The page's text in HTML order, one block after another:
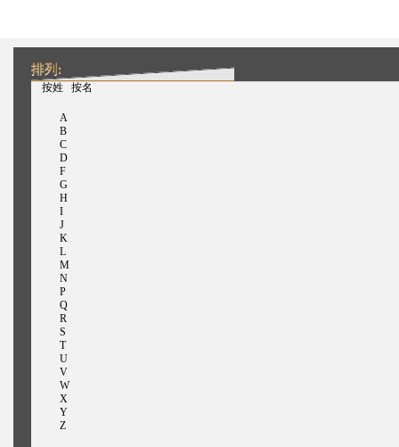
排列:
按姓
（活动标签） 按名
A
B
C
D
F
G
H
I
J
K
L
M
N
P
Q
R
S
T
U
V
W
X
Y
Z